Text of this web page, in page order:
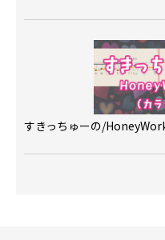
すきっちゅーの/